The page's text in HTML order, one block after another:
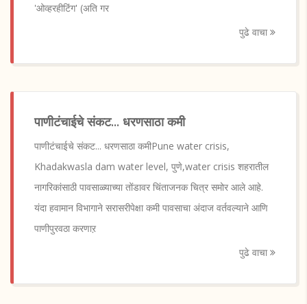
'ओव्हरहीटिंग' (अति गर
पुढे वाचा
पाणीटंचाईचे संकट... धरणसाठा कमी
पाणीटंचाईचे संकट... धरणसाठा कमीPune water crisis,
Khadakwasla dam water level, पुणे,water crisis शहरातील
नागरिकांसाठी पावसाळ्याच्या तोंडावर चिंताजनक चित्र समोर आले आहे.
यंदा हवामान विभागाने सरासरीपेक्षा कमी पावसाचा अंदाज वर्तवल्याने आणि
पाणीपुरवठा करणाऱ
पुढे वाचा